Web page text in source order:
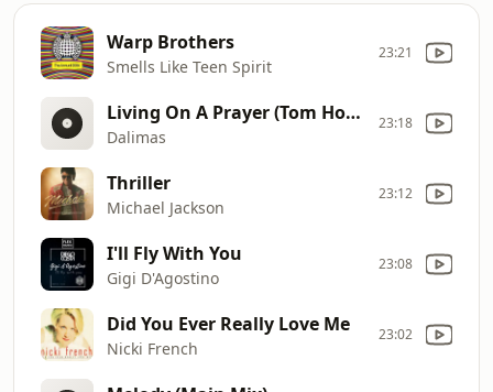
Warp Brothers
Smells Like Teen Spirit
23:21
Living On A Prayer (Tom Hopkins Remix)
Dalimas
23:18
Thriller
Michael Jackson
23:12
I'll Fly With You
Gigi D'Agostino
23:08
Did You Ever Really Love Me
Nicki French
23:02